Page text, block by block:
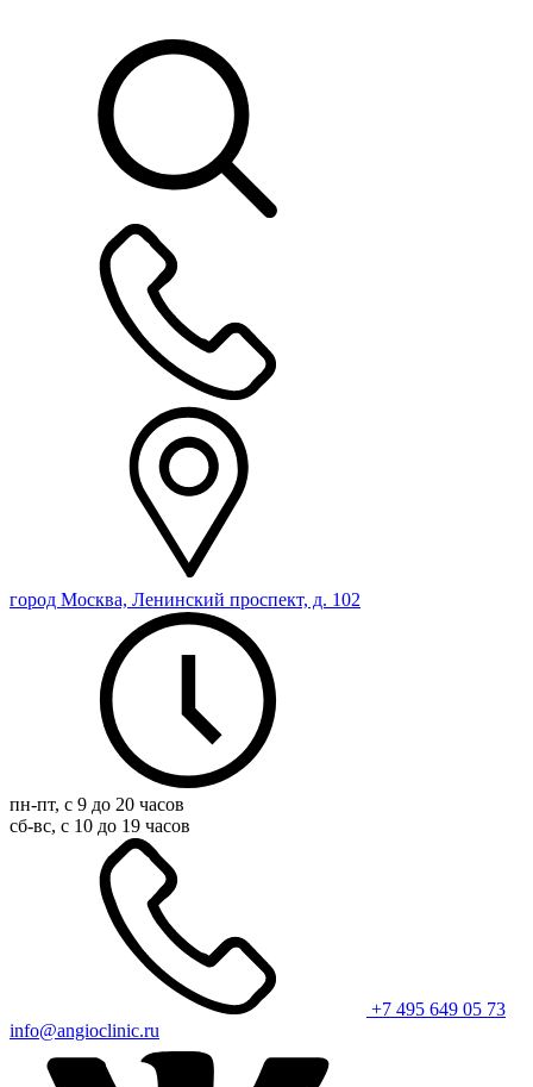
город Москва, Ленинский проспект, д. 102
пн-пт, с 9 до 20 часов
сб-вс, с 10 до 19 часов
+7 495 649 05 73
info@angioclinic.ru